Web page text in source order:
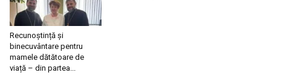
Recunoștință și
binecuvântare pentru
mamele dătătoare de
viață – din partea...